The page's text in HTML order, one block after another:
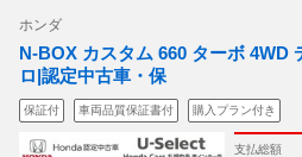
ホンダ
N-BOX カスタム 660 ターボ 4WD
ロ|認定中古車・保
保証付 車両品質保証書付 購入プラン付き
支払総額